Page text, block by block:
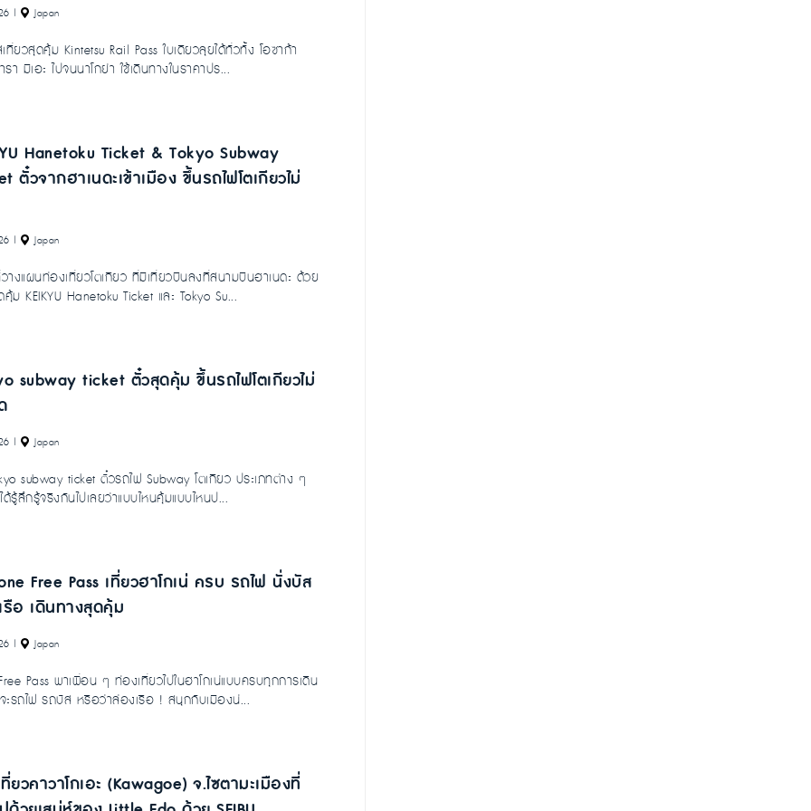
| Japan
เที่ยวสุดคุ้ม Kintetsu Rail Pass ใบเดียวลุยได้ทั่วทั้ง โอซาก้า
รา มิเอะ ไปจนนาโกย่า ใช้เดินทางในราคาปร...
Hanetoku Ticket & Tokyo Subway
ตั๋วจากฮาเนดะเข้าเมือง ขึ้นรถไฟโตเกียวไม่
| Japan
วางแผนท่องเที่ยวโตเกียว ที่มีเที่ยวบินลงที่สนามบินฮาเนดะ ด้วย
ม KEIKYU Hanetoku Ticket และ Tokyo Su...
subway ticket ตั๋วสุดคุ้ม ขึ้นรถไฟโตเกียวไม่
| Japan
subway ticket ตั๋วรถไฟ Subway โตเกียว ประเภทต่าง ๆ
ด้รู้ลึกรู้จริงกันไปเลยว่าแบบไหนคุ้มแบบไหนป...
Free Pass เที่ยวฮาโกเน่ ครบ รถไฟ นั่งบัส
รือ เดินทางสุดคุ้ม
| Japan
Pass พาเพื่อน ๆ ท่องเที่ยวไปในฮาโกเน่แบบครบทุกการเดิน
ะรถไฟ รถบัส หรือว่าล่องเรือ ! สนุกกับเมืองน่...
ยวคาวาโกเอะ (Kawagoe) จ.ไซตามะเมืองที่